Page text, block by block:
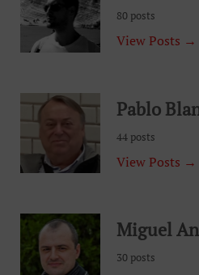
80 posts
View Posts →
Pablo
44 posts
View Posts →
Miguel
30 posts